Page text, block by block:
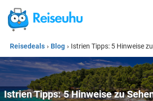
REISEDEALS
GUTSCHEINE
KREDITKARTEN
Reisedeals › Blog › Istrien Tipps: 5 Hinweise
Istrien Tipps: 5 Hinweise zu